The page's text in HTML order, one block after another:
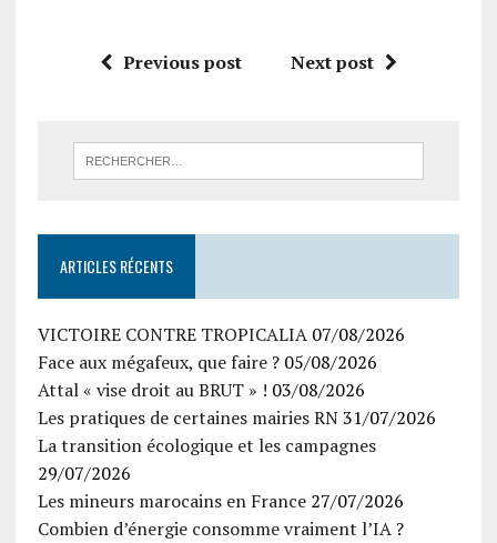
Previous post Next post
ARTICLES RÉCENTS
VICTOIRE CONTRE TROPICALIA 07/08/2026
Face aux mégafeux, que faire ? 05/08/2026
Attal « vise droit au BRUT » ! 03/08/2026
Les pratiques de certaines mairies RN 31/07/2026
La transition écologique et les campagnes
29/07/2026
Les mineurs marocains en France 27/07/2026
Combien d’énergie consomme vraiment l’IA ?